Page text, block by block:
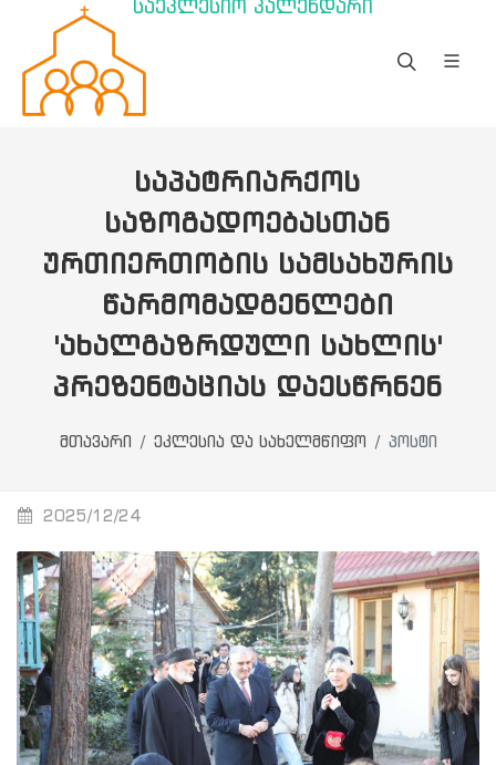
საეკლესიო კალენდარი
ᲡᲐᲞᲐᲢᲠᲘᲐᲠᲥᲝᲡ
ᲡᲐᲖᲝᲒᲐᲓᲝᲔᲑᲐᲡᲗᲐᲜ
ᲣᲠᲗᲘᲔᲠᲗᲝᲑᲘᲡ ᲡᲐᲛᲡᲐᲮᲣᲠᲘᲡ
ᲬᲐᲠᲛᲝᲛᲐᲓᲒᲔᲜᲚᲔᲑᲘ
'ᲐᲮᲐᲚᲒᲐᲖᲠᲓᲣᲚᲘ ᲡᲐᲮᲚᲘᲡ'
ᲞᲠᲔᲖᲔᲜᲢᲐᲪᲘᲐᲡ ᲓᲐᲔᲡᲬᲠᲜᲔᲜ
მთავარი ეკლესია და სახელმწიფო პოსტი
2025/12/24